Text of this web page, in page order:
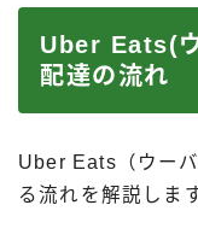
Uber Eats(
配達の流れ
Uber Eats（ウー
る流れを解説します